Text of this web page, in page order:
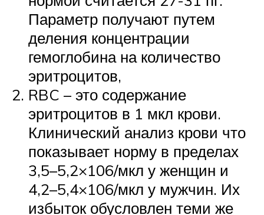
Параметр получают путем
деления концентрации
гемоглобина на количество
эритроцитов,
RBC – это содержание
эритроцитов в 1 мкл крови.
Клинический анализ крови что
показывает норму в пределах
3,5–5,2×106/мкл у женщин и
4,2–5,4×106/мкл у мужчин. Их
избыток обусловлен теми же